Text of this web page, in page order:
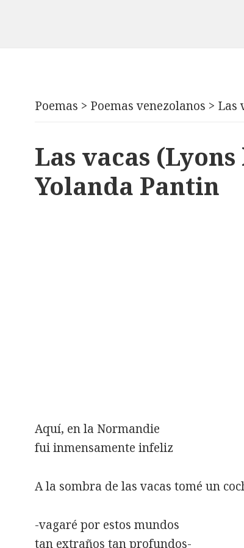
Poemas > Poemas venezolanos > Las
Las vacas
Yolanda Pantin
Aquí, en la Normandie
fui inmensamente infeliz
A la sombra de las vacas tomé un
-vagaré por estos mundos
tan extraños tan profundos-